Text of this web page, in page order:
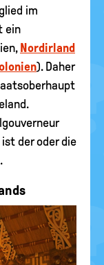
im
ein
Nordirland
). Daher
der oder die